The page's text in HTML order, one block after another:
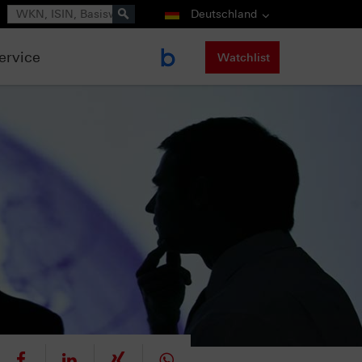
Suche Deutschland
Watchlist
mitteilen